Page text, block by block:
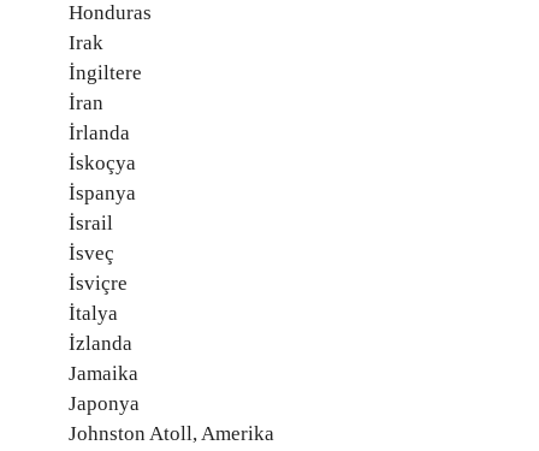
Honduras
Irak
İngiltere
İran
İrlanda
İskoçya
İspanya
İsrail
İsveç
İsviçre
İtalya
İzlanda
Jamaika
Japonya
Johnston Atoll, Amerika